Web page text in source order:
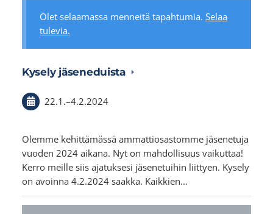
Olet selaamassa menneitä tapahtumia.Selaa
tulevia.
Kysely jäseneduista
22.1.–4.2.2024
Olemme kehittämässä ammattiosastomme jäsenetuja
vuoden 2024 aikana. Nyt on mahdollisuus vaikuttaa!
Kerro meille siis ajatuksesi jäsenetuihin liittyen. Kysely
on avoinna 4.2.2024 saakka. Kaikkien…